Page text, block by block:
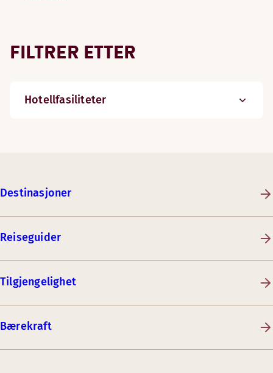
FILTRER ETTER
Hotellfasiliteter
Destinasjoner
Reiseguider
Tilgjengelighet
Bærekraft